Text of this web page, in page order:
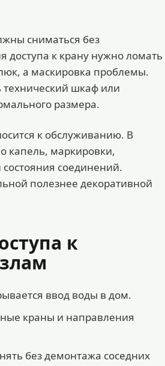
сниматься без
доступа к крану нужно ломать
а маскировка проблемы.
технический шкаф или
размера.
к обслуживанию. В
капель, маркировки,
соединений.
полезнее декоративной
к
ввод воды в дом.
краны и направления
без демонтажа соседних